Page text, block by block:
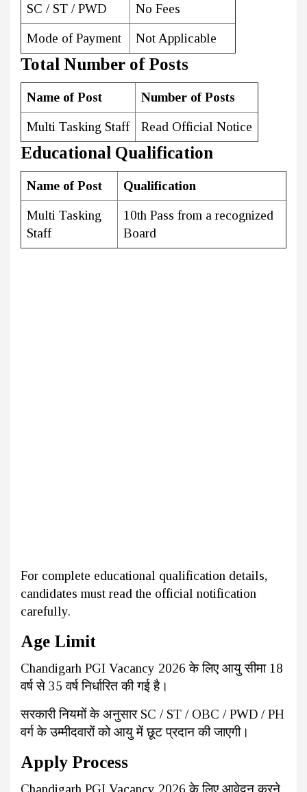
SC / ST / PWD No Fees
Mode of Payment Not Applicable
Total Number of Posts
Name of Post Number of Posts
Multi Tasking Staff Read Official Notice
Educational Qualification
Name of Post Qualification
Multi Tasking
Staff
10th Pass from a recognized
Board
For complete educational qualification details,
candidates must read the official notification
carefully.
Age Limit
Chandigarh PGI Vacancy 2026 के लिए आयु सीमा 18
वर्ष से 35 वर्ष निर्धारित की गई है।
सरकारी नियमों के अनुसार SC / ST / OBC / PWD / PH
वर्ग के उम्मीदवारों को आयु में छूट प्रदान की जाएगी।
Apply Process
Chandigarh PGI Vacancy 2026 के लिए आवेदन करने